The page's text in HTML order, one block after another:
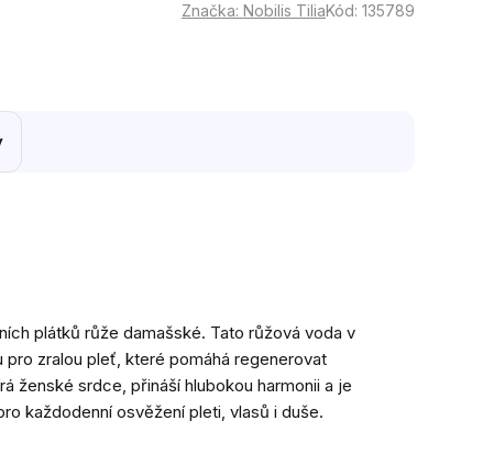
Značka: Nobilis TiliaKód: 135789
plátků růže damašské. Tato růžová voda v
zralou pleť, které pomáhá regenerovat
ženské srdce, přináší hlubokou harmonii a je
každodenní osvěžení pleti, vlasů i duše.